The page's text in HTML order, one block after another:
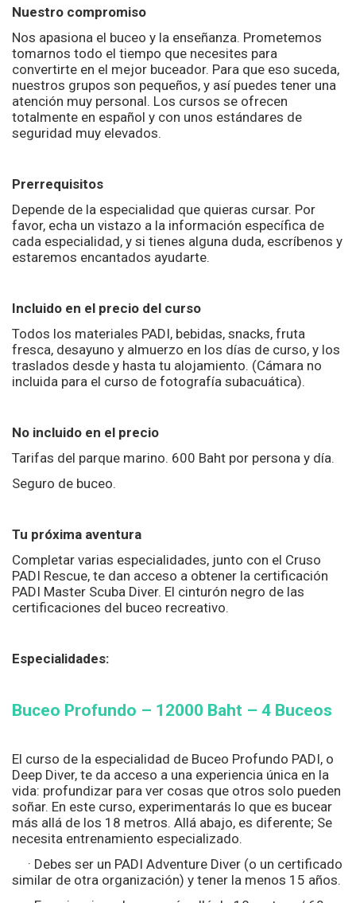
Nuestro compromiso
Nos apasiona el buceo y la enseñanza. Prometemos
tomarnos todo el tiempo que necesites para
convertirte en el mejor buceador. Para que eso suceda,
nuestros grupos son pequeños, y así puedes tener una
atención muy personal. Los cursos se ofrecen
totalmente en español y con unos estándares de
seguridad muy elevados.
Prerrequisitos
Depende de la especialidad que quieras cursar. Por
favor, echa un vistazo a la información específica de
cada especialidad, y si tienes alguna duda, escríbenos y
estaremos encantados ayudarte.
Incluido en el precio del curso
Todos los materiales PADI, bebidas, snacks, fruta
fresca, desayuno y almuerzo en los días de curso, y los
traslados desde y hasta tu alojamiento. (Cámara no
incluida para el curso de fotografía subacuática).
No incluido en el precio
Tarifas del parque marino. 600 Baht por persona y día.
Seguro de buceo.
Tu próxima aventura
Completar varias especialidades, junto con el Cruso
PADI Rescue, te dan acceso a obtener la certificación
PADI Master Scuba Diver. El cinturón negro de las
certificaciones del buceo recreativo.
Especialidades:
Buceo Profundo – 12000 Baht – 4 Buceos
El curso de la especialidad de Buceo Profundo PADI, o
Deep Diver, te da acceso a una experiencia única en la
vida: profundizar para ver cosas que otros solo pueden
soñar. En este curso, experimentarás lo que es bucear
más allá de los 18 metros. Allá abajo, es diferente; Se
necesita entrenamiento especializado.
· Debes ser un PADI Adventure Diver (o un certificado
similar de otra organización) y tener la menos 15 años.